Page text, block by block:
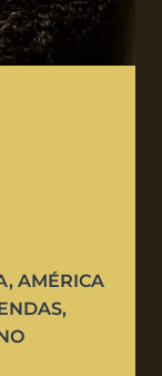
, AMÉRICA
,